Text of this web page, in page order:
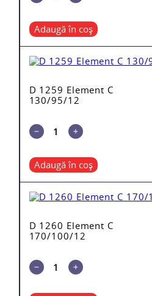
Adaugă în coș
D 1259 Element C
130/95/12
Adaugă în coș
D 1260 Element C
170/100/12